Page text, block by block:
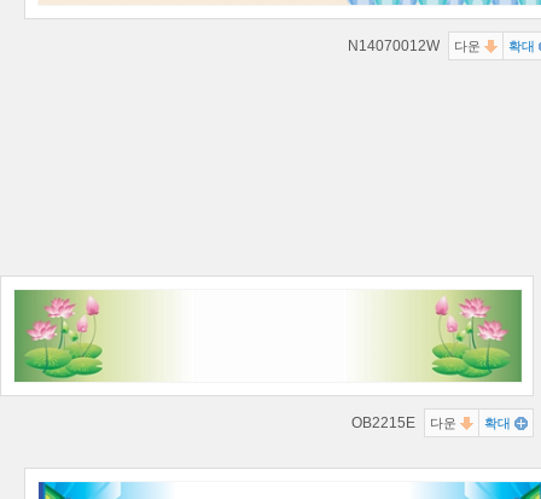
N14070012W 다운 확대
OB2215E 다운 확대